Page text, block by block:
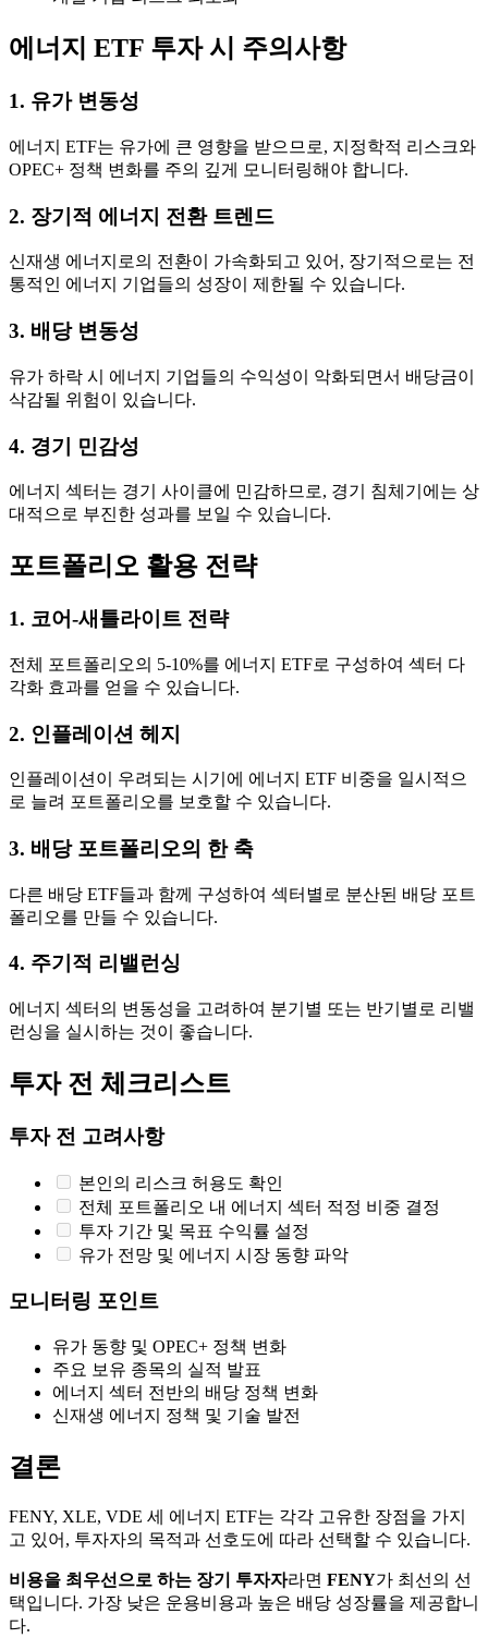
에너지 ETF 투자 시 주의사항
1. 유가 변동성
에너지 ETF는 유가에 큰 영향을 받으므로, 지정학적 리스크와
OPEC+ 정책 변화를 주의 깊게 모니터링해야 합니다.
2. 장기적 에너지 전환 트렌드
신재생 에너지로의 전환이 가속화되고 있어, 장기적으로는 전
통적인 에너지 기업들의 성장이 제한될 수 있습니다.
3. 배당 변동성
유가 하락 시 에너지 기업들의 수익성이 악화되면서 배당금이
삭감될 위험이 있습니다.
4. 경기 민감성
에너지 섹터는 경기 사이클에 민감하므로, 경기 침체기에는 상
대적으로 부진한 성과를 보일 수 있습니다.
포트폴리오 활용 전략
1. 코어-새틀라이트 전략
전체 포트폴리오의 5-10%를 에너지 ETF로 구성하여 섹터 다
각화 효과를 얻을 수 있습니다.
2. 인플레이션 헤지
인플레이션이 우려되는 시기에 에너지 ETF 비중을 일시적으
로 늘려 포트폴리오를 보호할 수 있습니다.
3. 배당 포트폴리오의 한 축
다른 배당 ETF들과 함께 구성하여 섹터별로 분산된 배당 포트
폴리오를 만들 수 있습니다.
4. 주기적 리밸런싱
에너지 섹터의 변동성을 고려하여 분기별 또는 반기별로 리밸
런싱을 실시하는 것이 좋습니다.
투자 전 체크리스트
투자 전 고려사항
본인의 리스크 허용도 확인
전체 포트폴리오 내 에너지 섹터 적정 비중 결정
투자 기간 및 목표 수익률 설정
유가 전망 및 에너지 시장 동향 파악
모니터링 포인트
유가 동향 및 OPEC+ 정책 변화
주요 보유 종목의 실적 발표
에너지 섹터 전반의 배당 정책 변화
신재생 에너지 정책 및 기술 발전
결론
FENY, XLE, VDE 세 에너지 ETF는 각각 고유한 장점을 가지
고 있어, 투자자의 목적과 선호도에 따라 선택할 수 있습니다.
비용을 최우선으로 하는 장기 투자자라면 FENY가 최선의 선
택입니다. 가장 낮은 운용비용과 높은 배당 성장률을 제공합니
다.